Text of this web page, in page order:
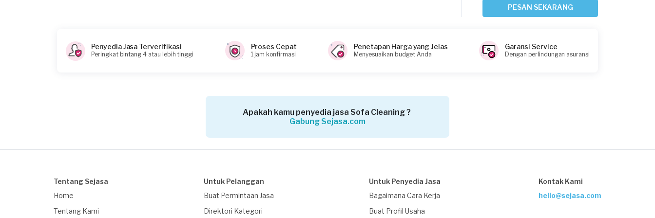
Tangerang Kabupaten, Banten
Tangerang Kota, Banten
Tangerang Kota, Banten
PESAN SEKARANG
Penyedia Jasa Terverifikasi
Peringkat bintang 4 atau lebih tinggi
Proses Cepat
1 jam konfirmasi
Penetapan Harga yang Jelas
Menyesuaikan budget Anda
Garansi Service
Dengan perlindungan asuransi
Apakah kamu penyedia jasa Sofa Cleaning ?
Gabung Sejasa.com
Tentang Sejasa
Home
Tentang Kami
Untuk Pelanggan
Buat Permintaan Jasa
Direktori Kategori
Untuk Penyedia Jasa
Bagaimana Cara Kerja
Buat Profil Usaha
Kontak Kami
hello@sejasa.com